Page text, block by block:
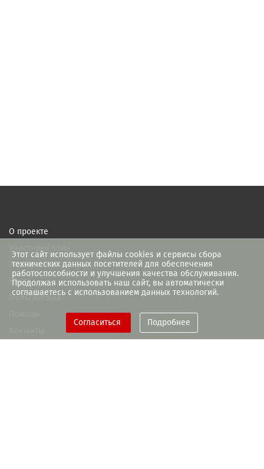
Этот сайт использует файлы cookies и сервисы сбора
технических данных посетителей для обеспечения
работоспособности и улучшения качества обслуживания.
Продолжая использовать наш сайт, вы автоматически
соглашаетесь с использованием данных технологий.
Согласиться Подробнее
О проекте
Новости
Книги
Мультимедиа